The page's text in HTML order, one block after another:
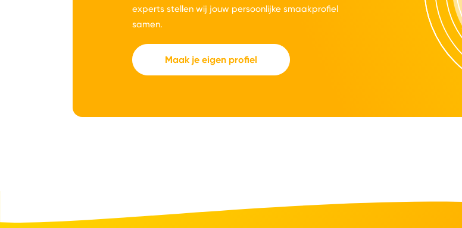
experts stellen wij jouw persoonlijke smaakprofiel
samen.
Maak je eigen profiel